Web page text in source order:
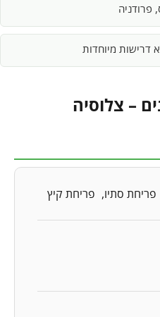
פרודניה
דרישות מיוחדות
– צלוסיה
פריחת סתיו פריחת קיץ